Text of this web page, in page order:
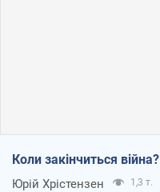
Коли закінчиться війна?
Юрій Хрістензен 1,3 т.